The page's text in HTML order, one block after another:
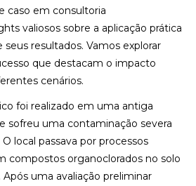
caso em consultoria
valiosos sobre a aplicação prática
resultados. Vamos explorar
que destacam o impacto
cenários.
foi realizado em uma antiga
sofreu uma contaminação severa
local passava por processos
compostos organoclorados no solo
uma avaliação preliminar